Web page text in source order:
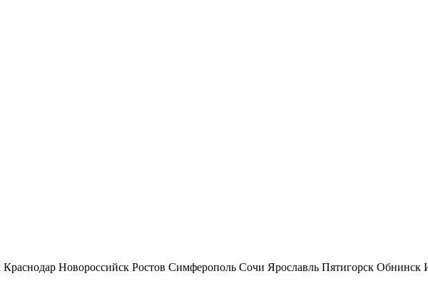
Краснодар Новороссийск Ростов Симферополь Сочи Ярославль Пятигорск Обнинск